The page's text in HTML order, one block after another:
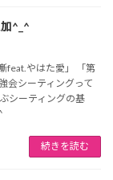
^_^
feat.やはた愛」 「第
会シーティングって
シーティングの基
続きを読む